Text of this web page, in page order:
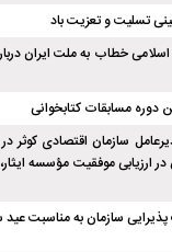
تسلیت و تعزیت باد
خطاب به ملت ایران
دوره مسابقات کتابخوانی
سازمان اقتصادی کوثر
ارزیابی موفقیت مؤسسه
سازمان به مناسبت